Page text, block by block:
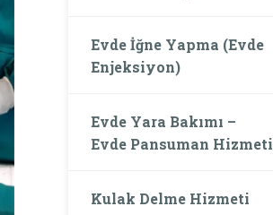
Evde İğne Yapma (Evde
Enjeksiyon)
Evde Yara Bakımı –
Evde Pansuman Hizmeti
Kulak Delme Hizmeti